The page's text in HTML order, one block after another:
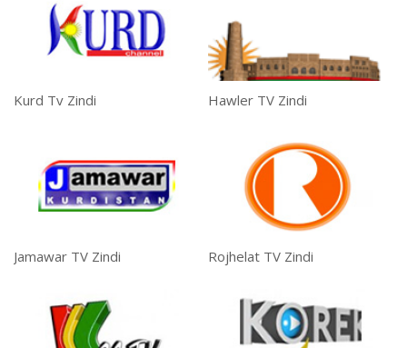
Kurd Tv Zindi Hawler TV Zindi
Jamawar TV Zindi Rojhelat TV Zindi